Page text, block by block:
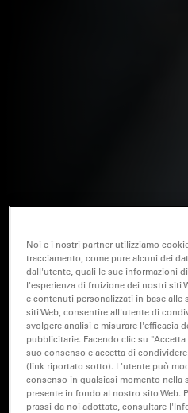
Noi e i nostri partner utilizziamo
tracciamento, come pure alcuni dei
dall'utente, quali le sue informazioni
l'esperienza di fruizione dei nostri siti
e contenuti personalizzati in base alle
siti Web, consentire all'utente di
svolgere analisi e misurare l'efficacia
pubblicitarie. Facendo clic su
suo consenso e accetta di
(link riportato sotto). L'utente può
consenso in qualsiasi momento nella
presente in fondo al nostro sito Web.
prassi da noi adottate, consultare